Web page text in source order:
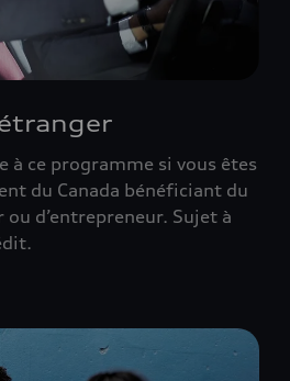
à ce programme si vous êtes
du Canada bénéficiant du
d’entrepreneur. Sujet à